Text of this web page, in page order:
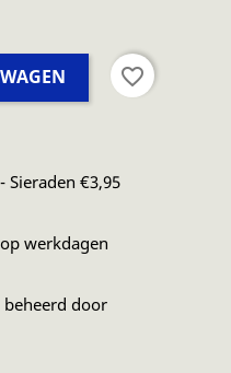
favorite_border
Sieraden €3,95
werkdagen
door